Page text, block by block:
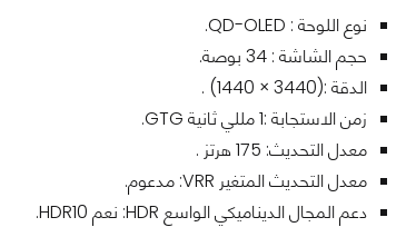
نوع اللوحة : QD-OLED.
حجم الشاشة : 34 بوصة.
الدقة :(3440 × 1440) .
زمن الاستجابة :1 مللي ثانية GTG.
معدل التحديث: 175 هرتز .
معدل التحديث المتغير VRR: مدعوم.
دعم المجال الديناميكي الواسع HDR: نعم HDR10.